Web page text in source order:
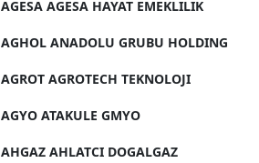
AGESA AGESA HAYAT EMEKLILIK
AGHOL ANADOLU GRUBU HOLDING
AGROT AGROTECH TEKNOLOJI
AGYO ATAKULE GMYO
AHGAZ AHLATCI DOGALGAZ